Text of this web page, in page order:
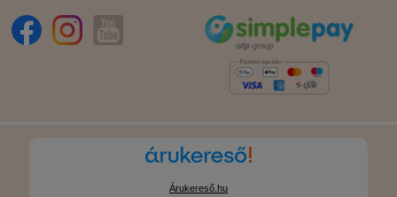
Árukereső.hu